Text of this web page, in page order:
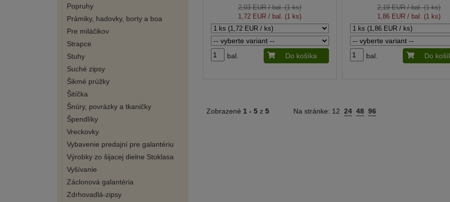
Popruhy
Prámiky, hadovky, borty a boa
Pre miláčikov
Strapce
Stuhy
Suché zipsy
Šikmé prúžky
Šitíčka
Šnúry, povrázky a tkaničky
Špendlíky
Vreckovky
Vybavenie predajní pre galantériu
Výrobky zo šijacej dielne Stoklasa
Vyšívanie
Záclonová galantéria
Zdrhovadlá-zipsy
2,03 EUR/ bal. (1 ks)
1,72 EUR / bal. (1 ks)
bal. Do košíka
2,19 EUR/ bal. (1 ks)
1,86 EUR / bal. (1 ks)
bal. Do
Zobrazené 1 - 5 z 5 Na stránke: 12 24 48 96